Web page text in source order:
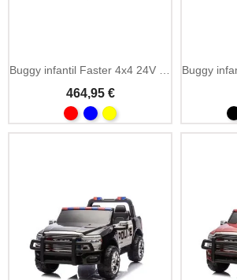
Buggy infantil Faster 4x4 24V 2 lugares
464,95 €